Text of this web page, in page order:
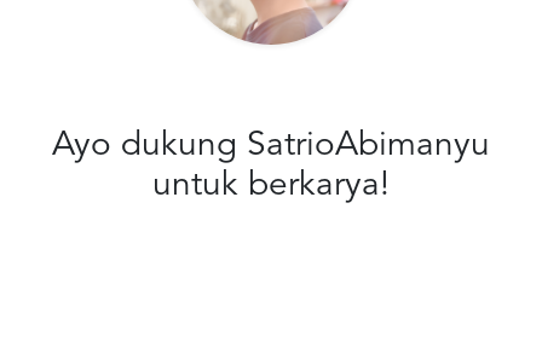
Ayo dukung SatrioAbimanyu
untuk berkarya!